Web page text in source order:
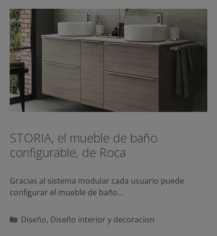
STORIA, el mueble de baño
configurable, de Roca
Gracias al sistema modular cada usuario puede
configurar el mueble de baño…
Categorías
Diseño, Diseño interior y decoracion